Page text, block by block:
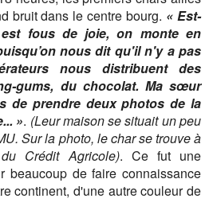
bruit dans le centre bourg. « Est-
fous de joie, on monte en
nous dit qu'il n'y a pas
nous distribuent des
gums, du chocolat. Ma sœur
de prendre deux photos de la
». (Leur maison se situait un peu
Sur la photo, le char se trouve à
Crédit Agricole). Ce fut une
beaucoup de faire connaissance
continent, d'une autre couleur de